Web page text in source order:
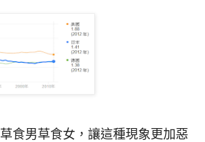
草食男草食女，讓這種現象更加惡